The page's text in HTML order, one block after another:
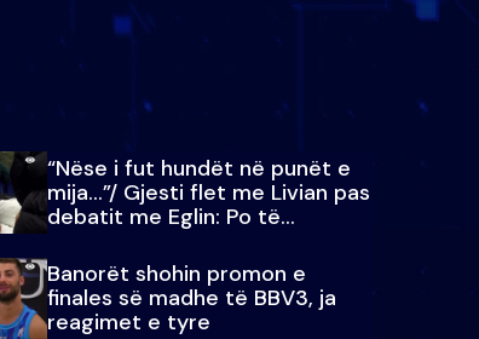
“Nëse i fut hundët në punët e
mija…”/ Gjesti flet me Livian pas
debatit me Eglin: Po të
paralajmëroj
Banorët shohin promon e
finales së madhe të BBV3, ja
reagimet e tyre